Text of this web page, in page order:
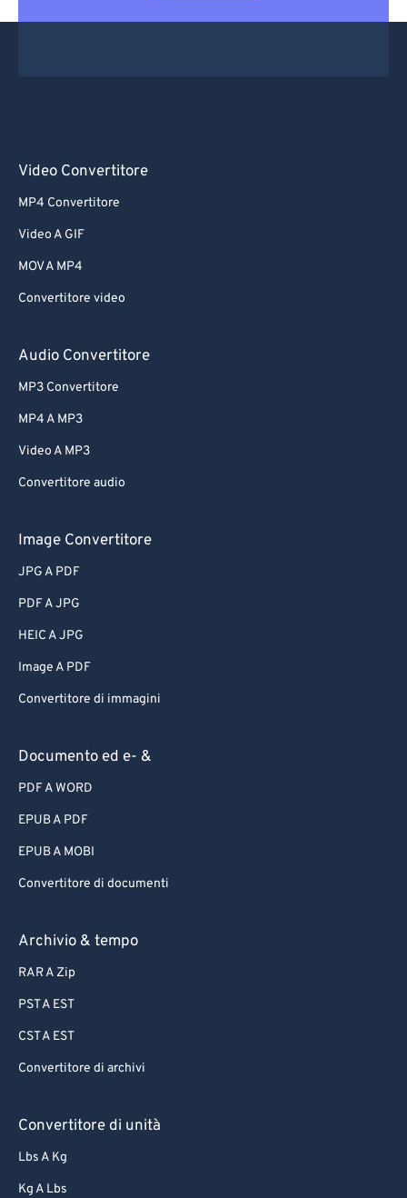
Video Convertitore
MP4 Convertitore
Video A GIF
MOV A MP4
Convertitore video
Audio Convertitore
MP3 Convertitore
MP4 A MP3
Video A MP3
Convertitore audio
Image Convertitore
JPG A PDF
PDF A JPG
HEIC A JPG
Image A PDF
Convertitore di immagini
Documento ed e- &
PDF A WORD
EPUB A PDF
EPUB A MOBI
Convertitore di documenti
Archivio & tempo
RAR A Zip
PST A EST
CST A EST
Convertitore di archivi
Convertitore di unità
Lbs A Kg
Kg A Lbs